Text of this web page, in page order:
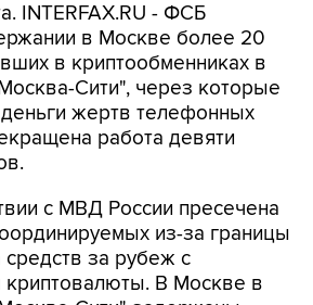
INTERFAX.RU - ФСБ
в Москве более 20
в криптообменниках в
Сити", через которые
жертв телефонных
работа девяти
с МВД России пресечена
из-за границы
за рубеж с
криптовалюты. В Москве в